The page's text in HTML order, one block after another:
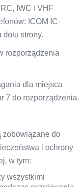
IWC i VHF
ICOM IC-
strony.
rozporządzenia
dla miejsca
7 do rozporządzenia.
zobowiązane do
i ochrony
w tym:
wszystkimi